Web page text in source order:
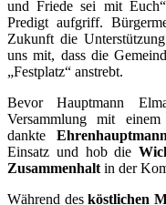
und Friede sei mit
Predigt aufgriff.
Zukunft die
uns mit, dass die
„Festplatz“ anstrebt.
Bevor Hauptmann
Versammlung mit
dankte
Einsatz und hob die
Zusammenhalt in der
Während desköstlichen